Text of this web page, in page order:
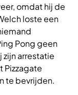
omdat hij de
loste een
Pong geen
zijn arrestatie
Pizzagate
te bevrijden.